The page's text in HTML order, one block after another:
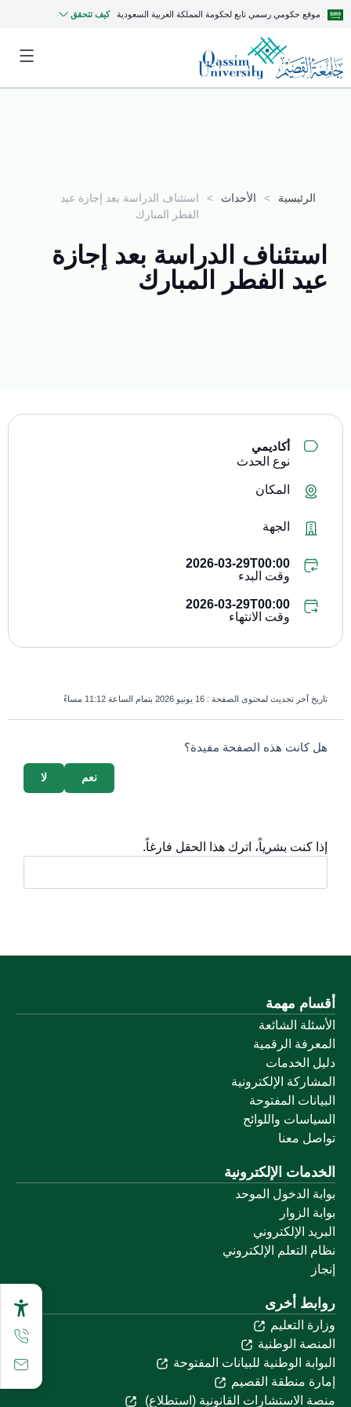
موقع حكومي رسمي تابع لحكومة المملكة العربية السعودية كيف تتحقق
الرئيسية > الأحداث >
استئناف الدراسة بعد إجازة عيد
الفطر المبارك
استئناف الدراسة بعد إجازة
عيد الفطر المبارك
أكاديمي
نوع الحدث
المكان
الجهة
2026-03-29T00:00
وقت البدء
2026-03-29T00:00
وقت الانتهاء
تاريخ آخر تحديث لمحتوى الصفحة : 16 يونيو 2026 بتمام الساعة 11:12 مساءً
survey_v2
هل كانت هذه الصفحة مفيدة؟
لا نعم
إذا كنت بشرياً، اترك هذا الحقل فارغاً.
أقسام مهمة
الأسئلة الشائعة
المعرفة الرقمية
دليل الخدمات
المشاركة الإلكترونية
البيانات المفتوحة
السياسات واللوائح
تواصل معنا
الخدمات الإلكترونية
بوابة الدخول الموحد
بوابة الزوار
البريد الإلكتروني
نظام التعلم الإلكتروني
إنجاز
روابط أخرى
وزارة التعليم
المنصة الوطنية
البوابة الوطنية للبيانات المفتوحة
إمارة منطقة القصيم
منصة الاستشارات القانونية (استطلاع)